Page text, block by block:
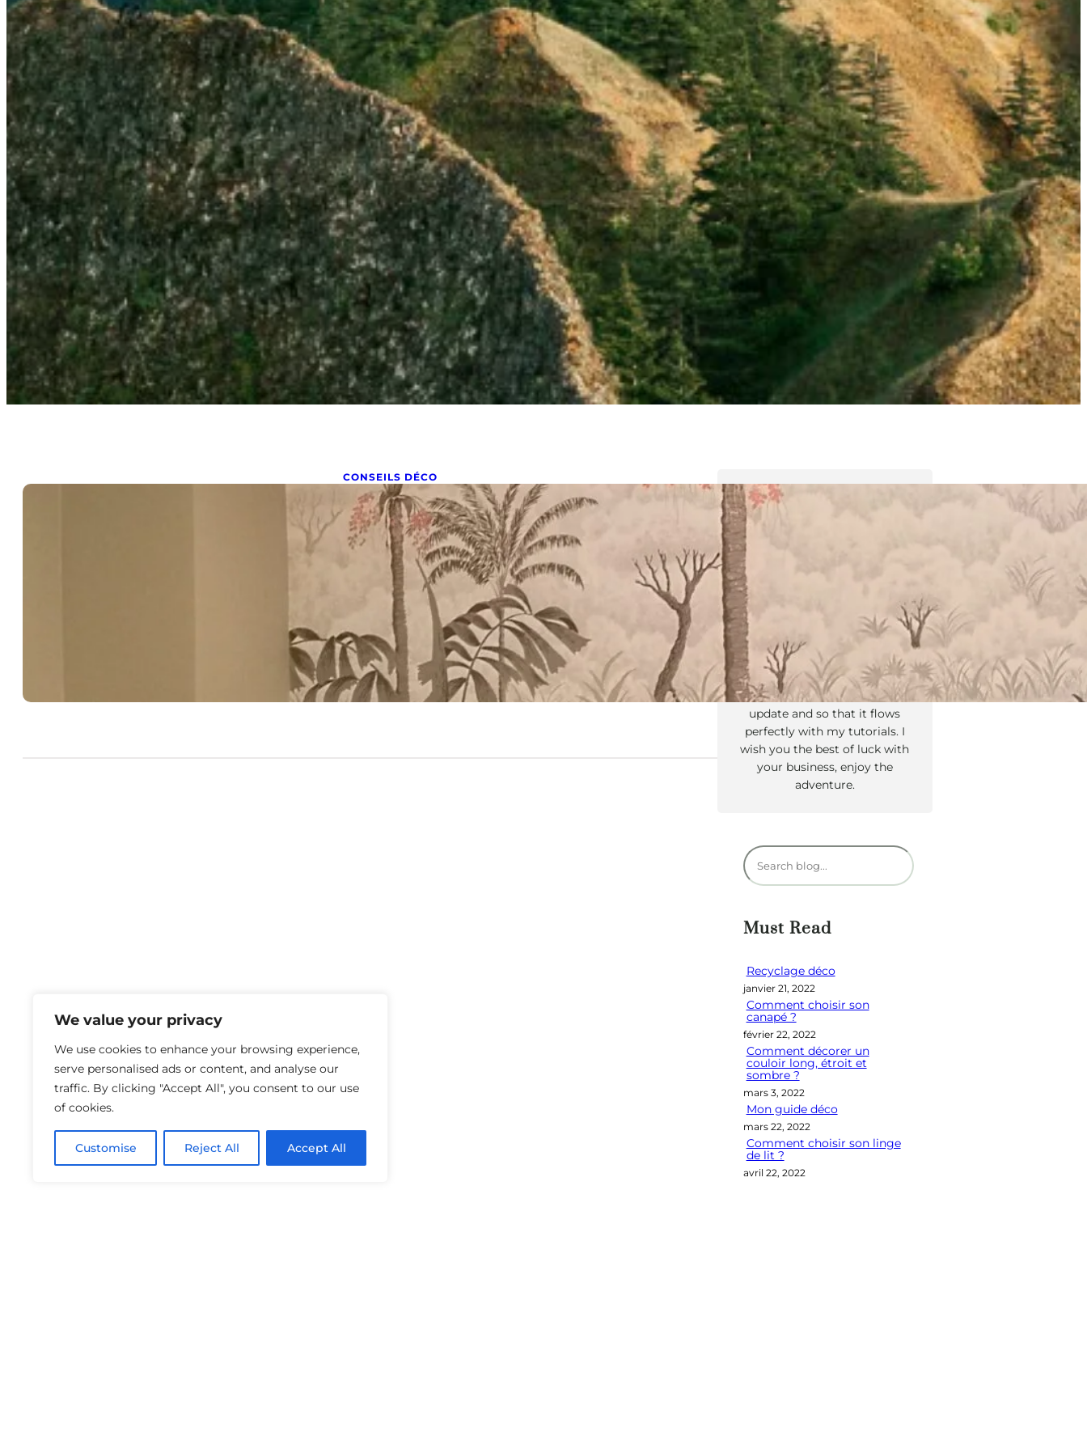
We value your privacy
We use cookies to enhance your browsing experience,
serve personalised ads or content, and analyse our
traffic. By clicking "Accept All", you consent to our use
of cookies.
Customise Reject All Accept All
CONSEILS DÉCO
Bien utiliser le papier peint
février 2, 2023
Bien utiliser le papier peint : Conseils et inspirations pour
sublimer votre intérieur Le papier peint est un…
Tyler Moore
Hello, my name is Tyler Moore
and with the help of many
people I made this template. I
made it so it is super easy to
update and so that it flows
perfectly with my tutorials. I
wish you the best of luck with
your business, enjoy the
adventure.
R
e
h
r
c
h
e
r
Must Read
Recyclage déco
janvier 21, 2022
Comment choisir son
canapé ?
février 22, 2022
Comment décorer un
couloir long, étroit et
sombre ?
mars 3, 2022
Mon guide déco
mars 22, 2022
Comment choisir son linge
de lit ?
avril 22, 2022